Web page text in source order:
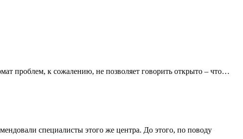
проблем, к сожалению, не позволяет говорить открыто – что…
специалисты этого же центра. До этого, по поводу